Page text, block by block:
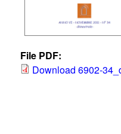
File PDF:
Download 6902-